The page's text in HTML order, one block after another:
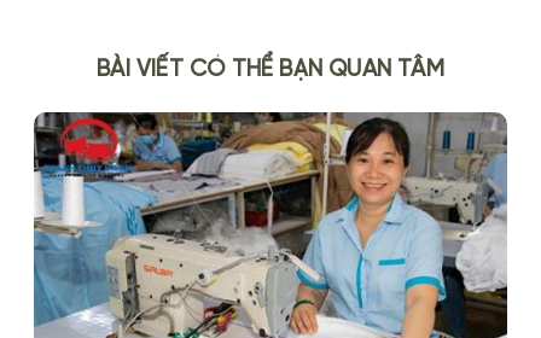
BÀI VIẾT CÓ THỂ BẠN QUAN TÂM